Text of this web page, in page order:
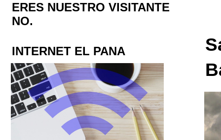
ERES NUESTRO VISITANTE
NO.
INTERNET EL PANA